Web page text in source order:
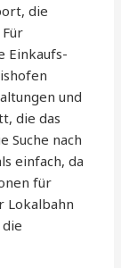
die
Einkaufs-
und
die das
Suche nach
einfach, da
für
Lokalbahn